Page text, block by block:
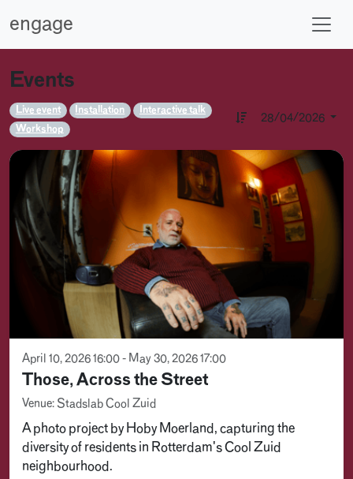
engage
Events
Live event Installation
Interactive talk
Workshop
28/04/2026
April 10, 2026 16:00 - May 30, 2026 17:00
Those, Across the Street
Venue: Stadslab Cool Zuid
A photo project by Hoby Moerland, capturing the
diversity of residents in Rotterdam's Cool Zuid
neighbourhood.